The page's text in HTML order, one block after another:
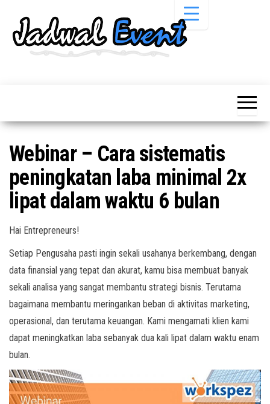
Pameran,
Acara &
Promo
Terbaru
Pameran,
Bazaar,
Workshop,
Job Fair,
Lomba dll.
Webinar – Cara sistematis
peningkatan laba minimal 2x
lipat dalam waktu 6 bulan
Hai Entrepreneurs!
Setiap Pengusaha pasti ingin sekali usahanya berkembang, dengan
data finansial yang tepat dan akurat, kamu bisa membuat banyak
sekali analisa yang sangat membantu strategi bisnis. Terutama
bagaimana membantu meringankan beban di aktivitas marketing,
operasional, dan terutama keuangan. Kami mengamati klien kami
dapat meningkatkan laba sebanyak dua kali lipat dalam waktu enam
bulan.